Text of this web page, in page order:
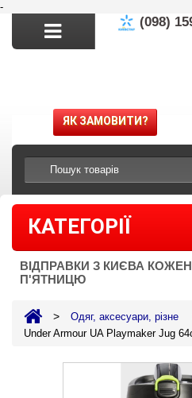
-
(098)
ЯК ЗАМОВИТИ?
КАТЕГОРІЇ
ВІДПРАВКИ З КИЄВА
П'ЯТНИЦЮ
> Одяг, аксесуари, різне
Under Armour UA Playmaker Jug